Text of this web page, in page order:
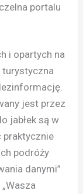
portalu
i opartych na
turystyczna
jest przez
jabłek są w
praktycznie
podróży
danymi”